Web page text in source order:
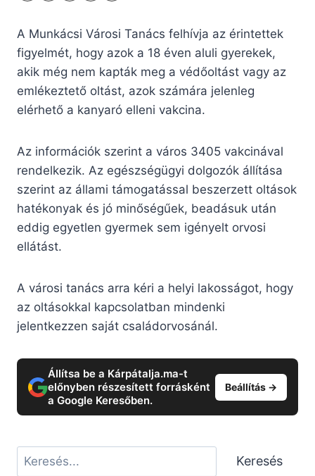
A Munkácsi Városi Tanács felhívja az érintettek
figyelmét, hogy azok a 18 éven aluli gyerekek,
akik még nem kapták meg a védőoltást vagy az
emlékeztető oltást, azok számára jelenleg
elérhető a kanyaró elleni vakcina.
Az információk szerint a város 3405 vakcinával
rendelkezik. Az egészségügyi dolgozók állítása
szerint az állami támogatással beszerzett oltások
hatékonyak és jó minőségűek, beadásuk után
eddig egyetlen gyermek sem igényelt orvosi
ellátást.
A városi tanács arra kéri a helyi lakosságot, hogy
az oltásokkal kapcsolatban mindenki
jelentkezzen saját családorvosánál.
Állítsa be a Kárpátalja.ma-t
előnyben részesített forrásként
a Google Keresőben.
Beállítás →
Keresés Keresés